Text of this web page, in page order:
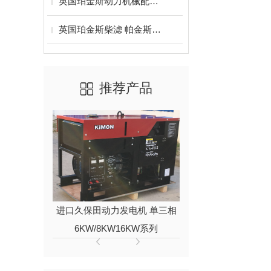
英国珀金斯柴滤 帕金斯柴油滤清器
推荐产品
进口久保田动力发电机 单三相
6KW/8KW16KW系列